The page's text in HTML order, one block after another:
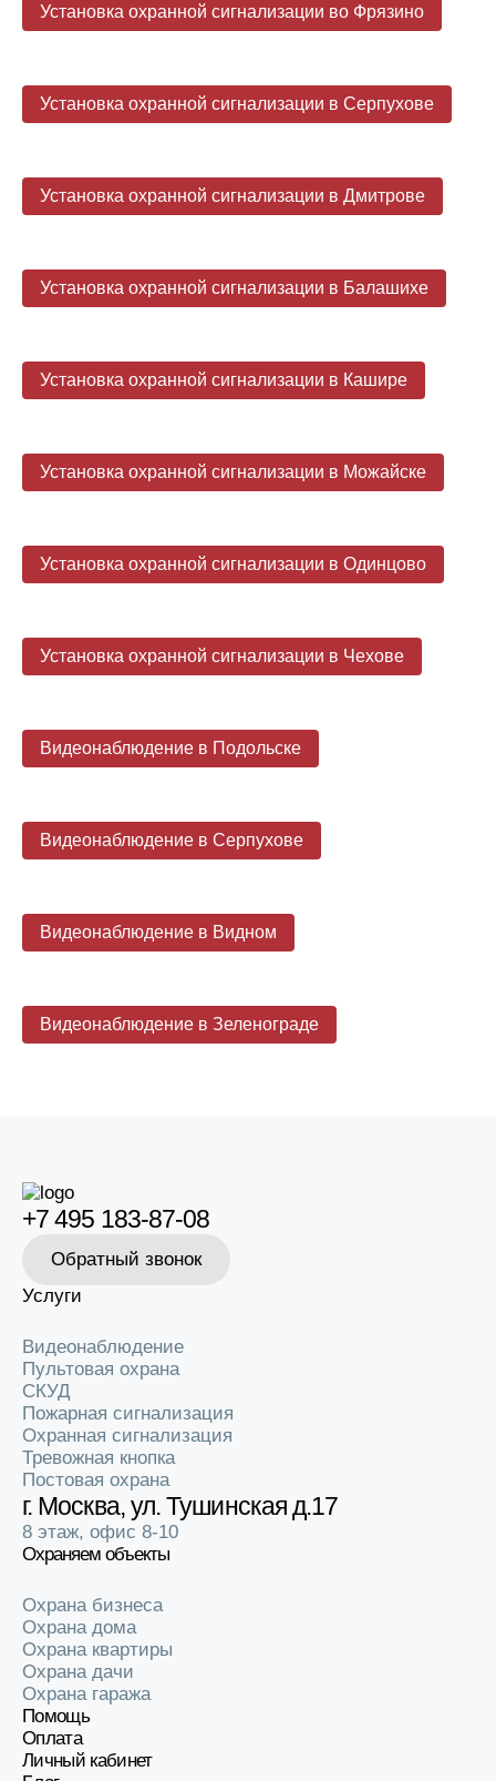
Установка охранной сигнализации во Фрязино
Установка охранной сигнализации в Серпухове
Установка охранной сигнализации в Дмитрове
Установка охранной сигнализации в Балашихе
Установка охранной сигнализации в Кашире
Установка охранной сигнализации в Можайске
Установка охранной сигнализации в Одинцово
Установка охранной сигнализации в Чехове
Видеонаблюдение в Подольске
Видеонаблюдение в Серпухове
Видеонаблюдение в Видном
Видеонаблюдение в Зеленограде
+7 495 183-87-08
Обратный звонок
Услуги
Видеонаблюдение
Пультовая охрана
СКУД
Пожарная сигнализация
Охранная сигнализация
Тревожная кнопка
Постовая охрана
г. Москва, ул. Тушинская д.17
8 этаж, офис 8-10
Охраняем объекты
Охрана бизнеса
Охрана дома
Охрана квартиры
Охрана дачи
Охрана гаража
Помощь
Оплата
Личный кабинет